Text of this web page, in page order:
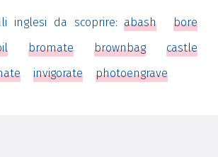
inglesi da scoprire:abash
bore
bromate brownbag
castle
invigorate photoengrave